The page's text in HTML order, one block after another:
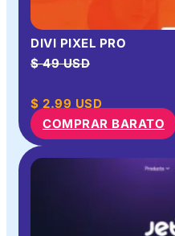
DIVI PIXEL PRO
$ 49 USD
$ 2.99 USD
COMPRAR BARATO